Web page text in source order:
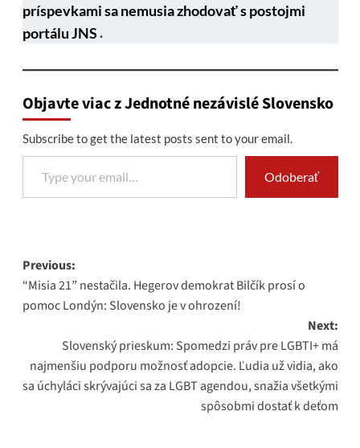
príspevkami sa nemusia zhodovať s postojmi
portálu JNS.
Objavte viac z Jednotné nezávislé Slovensko
Subscribe to get the latest posts sent to your email.
Type your email…
Odoberať
Post
navigation
Previous:
“Misia 21” nestačila. Hegerov demokrat Bilčík prosí o
pomoc Londýn: Slovensko je v ohrození!
Next:
Slovenský prieskum: Spomedzi práv pre LGBTI+ má
najmenšiu podporu možnosť adopcie. Ľudia už vidia, ako
sa úchyláci skrývajúci sa za LGBT agendou, snažia všetkými
spôsobmi dostať k deťom